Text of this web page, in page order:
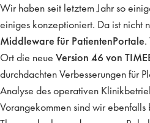
Wir haben seit letztem Jahr so
einiges konzeptioniert. Da ist nicht
Middleware für PatientenPortale.
Ort die neue Version 46 von
durchdachten Verbesserungen für
Analyse des operativen
Vorangekommen sind wir ebenfalls